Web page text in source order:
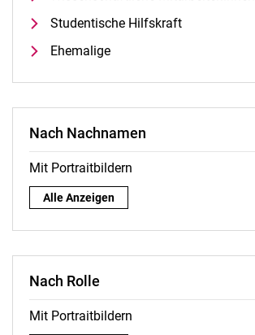
Studentische Hilfskraft
Ehemalige
Nach Nachnamen
Mit Portraitbildern
Nach Nachnamen:
Alle Anzeigen
Nach Rolle
Mit Portraitbildern